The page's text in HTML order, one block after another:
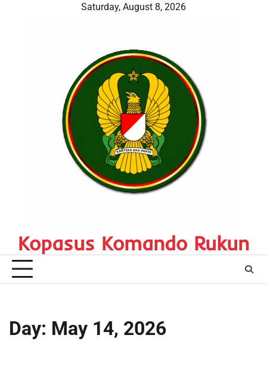
Saturday, August 8, 2026
Kopasus Komando Rukun
Day: May 14, 2026